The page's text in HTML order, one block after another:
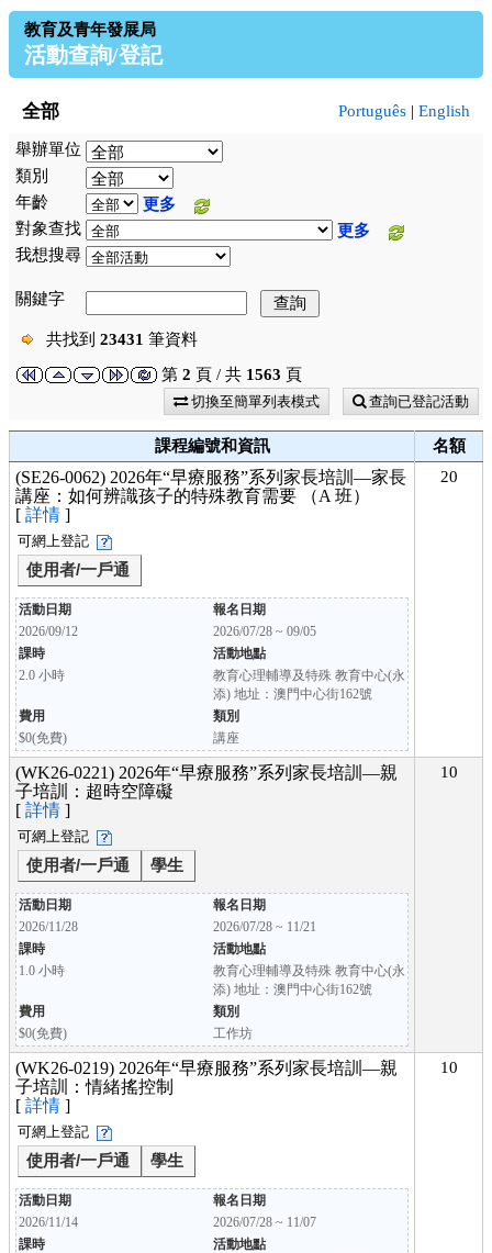
教育及青年發展局
活動查詢/登記
全部 Português | English
舉辦單位
類別
年齡
更多
對象查找
更多
我想搜尋
關鍵字
共找到 23431 筆資料
第 2 頁 / 共 1563 頁
切換至簡單列表模式 查詢已登記活動
課程編號和資訊 名額
(SE26-0062) 2026年“早療服務”系列家長培訓—家長
講座：如何辨識孩子的特殊教育需要 （A 班）
[ 詳情 ]
可網上登記
使用者/一戶通
活動日期
報名日期
2026/09/12
2026/07/28 ~ 09/05
課時
活動地點
2.0 小時
教育心理輔導及特殊 教育中心(永
添) 地址：澳門中心街162號
費用
類別
$0(免費)
講座
20
(WK26-0221) 2026年“早療服務”系列家長培訓—親
子培訓：超時空障礙
[ 詳情 ]
可網上登記
使用者/一戶通 學生
活動日期
報名日期
2026/11/28
2026/07/28 ~ 11/21
課時
活動地點
1.0 小時
教育心理輔導及特殊 教育中心(永
添) 地址：澳門中心街162號
費用
類別
$0(免費)
工作坊
10
(WK26-0219) 2026年“早療服務”系列家長培訓—親
子培訓：情緒搖控制
[ 詳情 ]
可網上登記
使用者/一戶通 學生
活動日期
報名日期
2026/11/14
2026/07/28 ~ 11/07
課時
活動地點
10